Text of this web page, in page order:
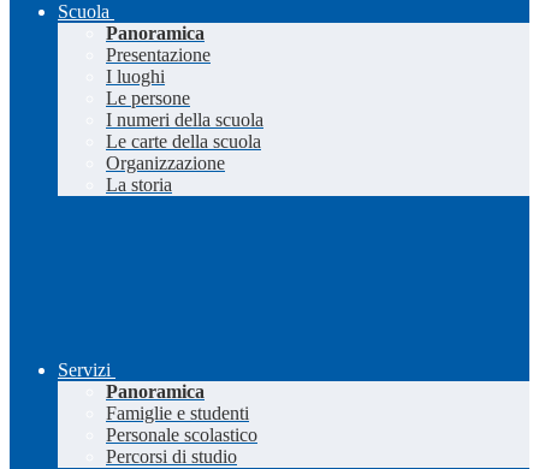
Scuola
Panoramica
Presentazione
I luoghi
Le persone
I numeri della scuola
Le carte della scuola
Organizzazione
La storia
Servizi
Panoramica
Famiglie e studenti
Personale scolastico
Percorsi di studio